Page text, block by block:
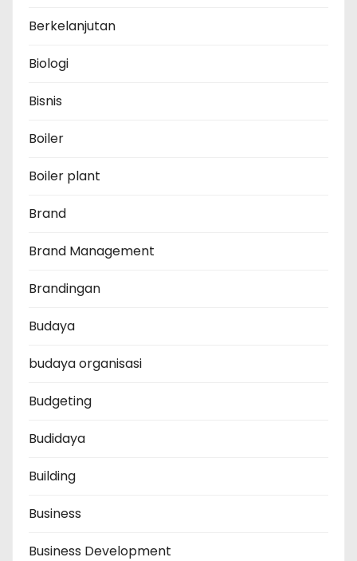
Berkelanjutan
Biologi
Bisnis
Boiler
Boiler plant
Brand
Brand Management
Brandingan
Budaya
budaya organisasi
Budgeting
Budidaya
Building
Business
Business Development